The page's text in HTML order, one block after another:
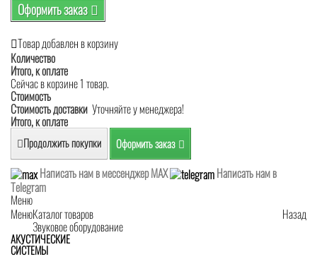
Оформить заказ
Товар добавлен в корзину
Количество
Итого, к оплате
Сейчас в корзине 1 товар.
Стоимость
Стоимость доставки Уточняйте у менеджера!
Итого, к оплате
Продолжить покупки Оформить заказ
Написать нам в мессенджер MAX
Написать нам в
Telegram
Меню
Меню
Назад
Каталог товаров
Звуковое оборудование
АКУСТИЧЕСКИЕ
СИСТЕМЫ